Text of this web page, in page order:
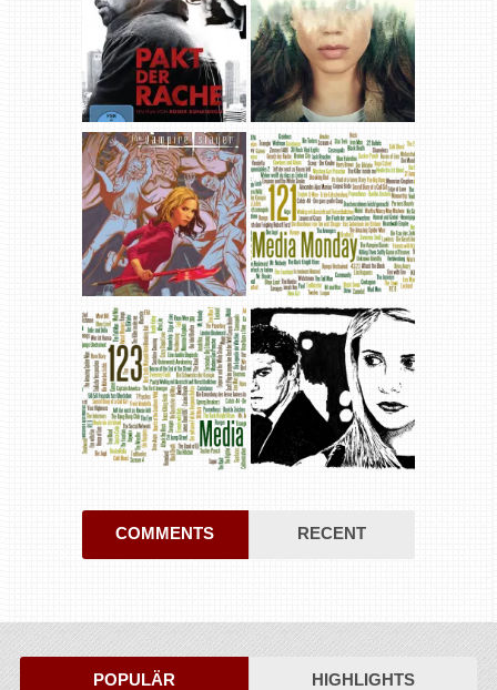
COMMENTS RECENT
POPULÄR HIGHLIGHTS